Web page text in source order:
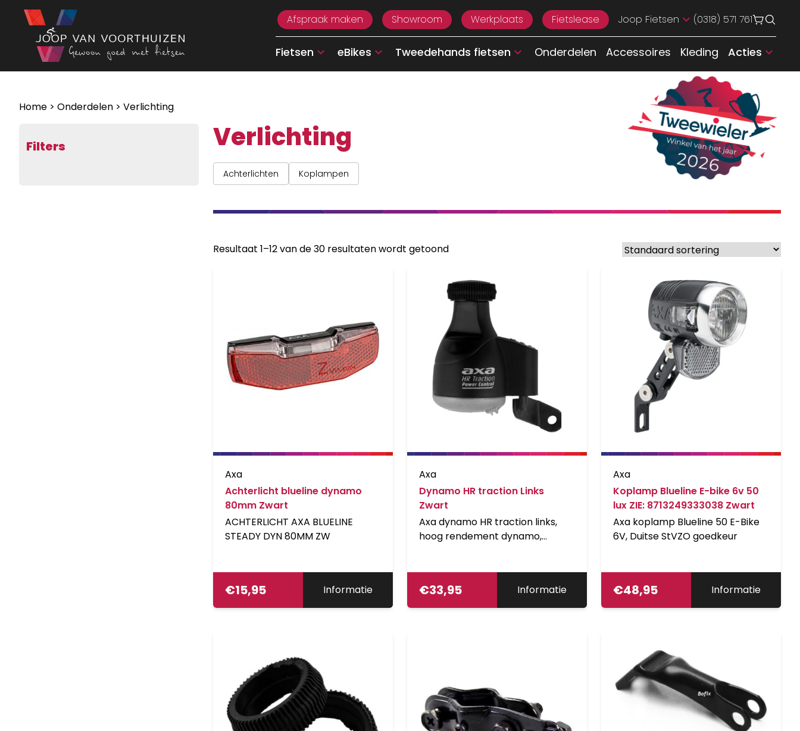
Ga naar de inhoud
Afspraak maken
Showroom Werkplaats Fietslease Joop Fietsen (0318) 571 761
Fietsen eBikes Tweedehands fietsen Onderdelen Accessoires Kleding Acties
Home > Onderdelen > Verlichting
Filters Verlichting
Achterlichten Koplampen
Resultaat 1–12 van de 30 resultaten wordt getoond
Axa
Achterlicht blueline dynamo
80mm Zwart
ACHTERLICHT AXA BLUELINE
STEADY DYN 80MM ZW
€15,95 Informatie
Axa
Dynamo HR traction Links
Zwart
Axa dynamo HR traction links,
hoog rendement dynamo,
€33,95 Informatie
Axa
Koplamp Blueline E-bike 6v 50
lux ZIE: 8713249333038 Zwart
Axa koplamp Blueline 50 E-Bike
6V, Duitse StVZO goedkeur
€48,95 Informatie